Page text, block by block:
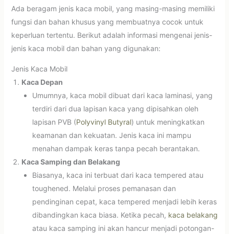
Ada beragam jenis kaca mobil, yang masing-masing memiliki
fungsi dan bahan khusus yang membuatnya cocok untuk
keperluan tertentu. Berikut adalah informasi mengenai jenis-
jenis kaca mobil dan bahan yang digunakan:
Jenis Kaca Mobil
Kaca Depan
Umumnya, kaca mobil dibuat dari kaca laminasi, yang
terdiri dari dua lapisan kaca yang dipisahkan oleh
lapisan PVB (Polyvinyl Butyral) untuk meningkatkan
keamanan dan kekuatan. Jenis kaca ini mampu
menahan dampak keras tanpa pecah berantakan.
Kaca Samping dan Belakang
Biasanya, kaca ini terbuat dari kaca tempered atau
toughened. Melalui proses pemanasan dan
pendinginan cepat, kaca tempered menjadi lebih keras
dibandingkan kaca biasa. Ketika pecah, kaca belakang
atau kaca samping ini akan hancur menjadi potongan-